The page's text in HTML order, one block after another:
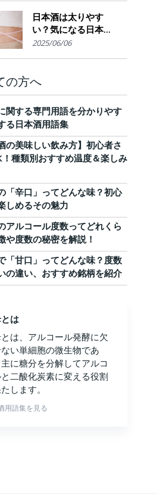
の未来展望
日本酒は太りやす
い？気になる日本酒
のカロリーと糖質。
2025/06/06
の方へ
関する専門用語を分かりやす
る日本酒用語集
の美味しい飲み方】初心者さ
種類別おすすめ温度＆楽しみ
「辛口」ってどんな味？初心
しめるその魅力
アルコール度数ってどれくら
や度数の秘密を解説！
「甘口」ってどんな味？度数
の違い、おすすめ銘柄を紹介
は
は、アルコール発酵に欠
い単細胞の微生物であ
主に糖分を分解してアルコ
二酸化炭素に変える役割
します。
用語集を見る